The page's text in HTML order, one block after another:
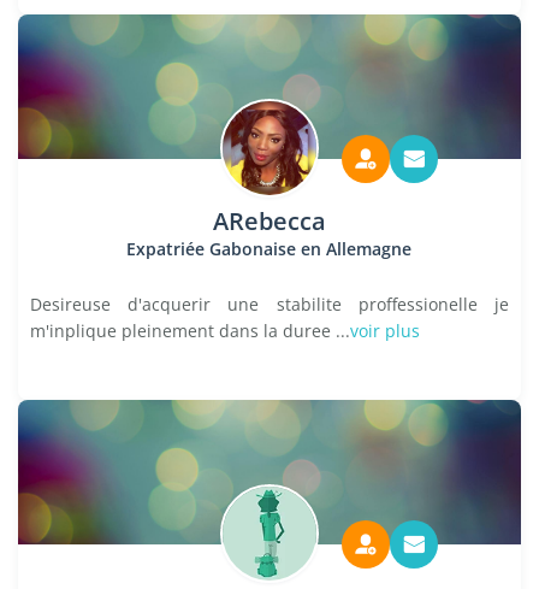
ARebecca
Expatriée Gabonaise en Allemagne
Desireuse d'acquerir une stabilite proffessionelle je
m'inplique pleinement dans la duree ...voir plus